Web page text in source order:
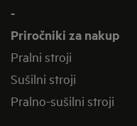
-
Priročniki za nakup
Pralni stroji
Sušilni stroji
Pralno-sušilni stroji